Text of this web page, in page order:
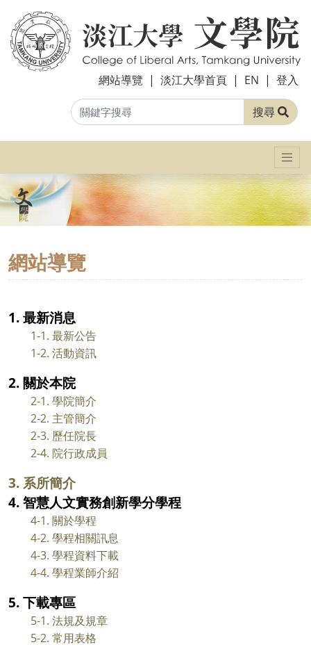
網站導覽 | 淡江大學首頁 | EN | 登入
搜尋
網站導覽
1. 最新消息
1-1. 最新公告
1-2. 活動資訊
2. 關於本院
2-1. 學院簡介
2-2. 主管簡介
2-3. 歷任院長
2-4. 院行政成員
3. 系所簡介
4. 智慧人文實務創新學分學程
4-1. 關於學程
4-2. 學程相關訊息
4-3. 學程資料下載
4-4. 學程業師介紹
5. 下載專區
5-1. 法規及規章
5-2. 常用表格